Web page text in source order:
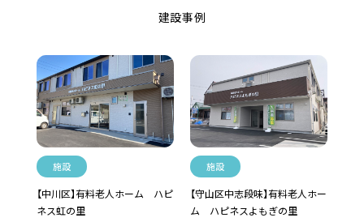
建設事例
施設
【中川区】有料老人ホーム ハピ
ネス虹の里
施設
【守山区中志段味】有料老人ホー
ム ハピネスよもぎの里